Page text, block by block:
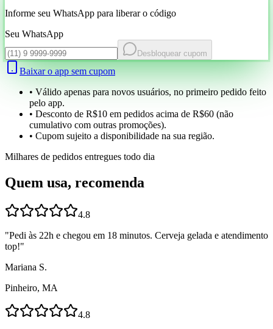
Informe seu WhatsApp para liberar o código
Seu WhatsApp
Desbloquear cupom
Baixar o app sem cupom
• Válido apenas para novos usuários, no primeiro pedido feito
pelo app.
• Desconto de R$10 em pedidos acima de R$60 (não
cumulativo com outras promoções).
• Cupom sujeito a disponibilidade na sua região.
Milhares de pedidos entregues todo dia
Quem usa, recomenda
4.8
"Pedi às 22h e chegou em 18 minutos. Cerveja gelada e atendimento
top!"
Mariana S.
Pinheiro, MA
4.8